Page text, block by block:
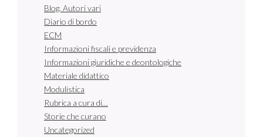
Blog. Autori vari
Diario di bordo
ECM
Informazioni fiscali e previdenza
Informazioni giuridiche e deontologiche
Materiale didattico
Modulistica
Rubrica a cura di…
Storie che curano
Uncategorized